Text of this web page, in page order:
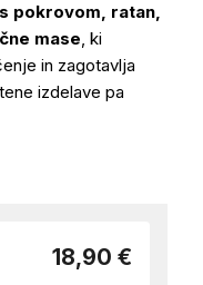
pokrovom, ratan,
mase, ki
in zagotavlja
izdelave pa
18,90 €